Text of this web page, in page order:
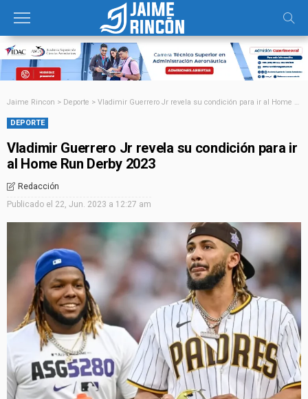
Jaime Rincon > Deporte > Vladimir Guerrero Jr revela su condición para ir al Home Run Derby 2023
DEPORTE
Vladimir Guerrero Jr revela su condición para ir
al Home Run Derby 2023
Redacción
Publicado el 22, Jun. 2023 a 12:27 am